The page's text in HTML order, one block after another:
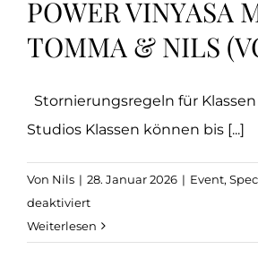
POWER VINYASA
TOMMA & NILS
Stornierungsregeln für
Studios Klassen können bis [...]
Von Nils | 28. Januar 2026 | Event,
deaktiviertfür
Altona:
Weiterlesen